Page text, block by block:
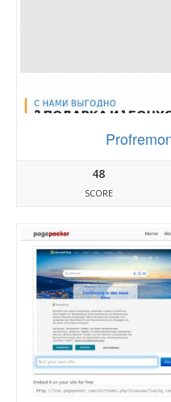
48
SCORE